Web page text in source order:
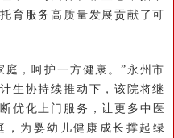
育服务高质量发展贡献了可
，呵护一方健康。”永州市
生协持续推动下，该院将继
优化上门服务，让更多中医
，为婴幼儿健康成长撑起绿